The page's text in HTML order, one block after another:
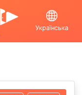
Українська